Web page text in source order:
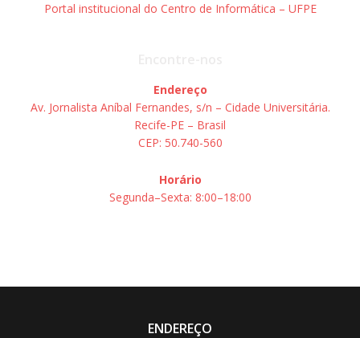
Portal institucional do Centro de Informática – UFPE
Endereço
Av. Jornalista Aníbal Fernandes, s/n – Cidade Universitária.
Recife-PE – Brasil
CEP: 50.740-560
Horário
Segunda–Sexta: 8:00–18:00
ENDEREÇO